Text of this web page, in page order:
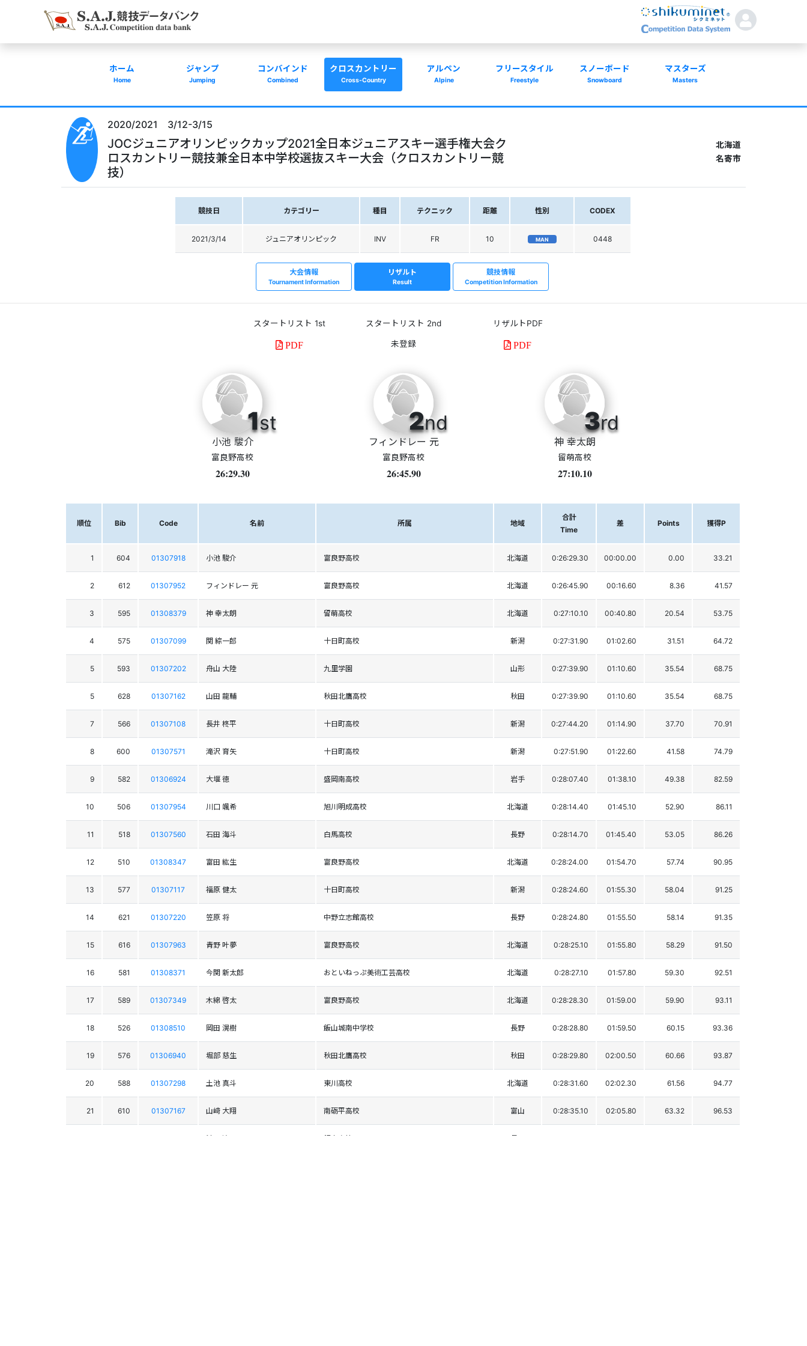
ホーム
Home
ジャンプ
Jumping
コンバインド
Combined
クロスカントリー
Cross-Country
アルペン
Alpine
フリースタイル
Freestyle
スノーボード
Snowboard
マスターズ
Masters
2020/2021 3/12-3/15
JOCジュニアオリンピックカップ2021全日本ジュニアスキー選手権大会ク
ロスカントリー競技兼全日本中学校選抜スキー大会（クロスカントリー競
技）
北海道
名寄市
競技日 カテゴリー 種目 テクニック 距離 性別 CODEX
2021/3/14 ジュニアオリンピック INV FR 10 MAN 0448
大会情報
Tournament Information
リザルト
Result
競技情報
Competition Information
スタートリスト 1st
PDF
スタートリスト 2nd リザルトPDF
PDF
1st
小池 駿介
富良野高校
26:29.30
2nd
フィンドレー 元
富良野高校
26:45.90
3rd
神 幸太朗
留萌高校
27:10.10
順位 Bib Code 名前 所属 地域
合計
Time
差 Points 獲得P
1 604 01307918 小池 駿介 富良野高校 北海道 0:26:29.30 00:00.00 0.00 33.21
2 612 01307952 フィンドレー 元 富良野高校 北海道 0:26:45.90 00:16.60 8.36 41.57
3 595 01308379 神 幸太朗 留萌高校 北海道 0:27:10.10 00:40.80 20.54 53.75
4 575 01307099 関 綜一郎 十日町高校 新潟 0:27:31.90 01:02.60 31.51 64.72
5 593 01307202 舟山 大陸 九里学園 山形 0:27:39.90 01:10.60 35.54 68.75
5 628 01307162 山田 龍輔 秋田北鷹高校 秋田 0:27:39.90 01:10.60 35.54 68.75
7 566 01307108 長井 柊平 十日町高校 新潟 0:27:44.20 01:14.90 37.70 70.91
8 600 01307571 滝沢 育矢 十日町高校 新潟 0:27:51.90 01:22.60 41.58 74.79
9 582 01306924 大堰 徳 盛岡南高校 岩手 0:28:07.40 01:38.10 49.38 82.59
10 506 01307954 川口 颯希 旭川明成高校 北海道 0:28:14.40 01:45.10 52.90 86.11
11 518 01307560 石田 海斗 白馬高校 長野 0:28:14.70 01:45.40 53.05 86.26
12 510 01308347 富田 紘生 富良野高校 北海道 0:28:24.00 01:54.70 57.74 90.95
13 577 01307117 福原 健太 十日町高校 新潟 0:28:24.60 01:55.30 58.04 91.25
14 621 01307220 笠原 将 中野立志館高校 長野 0:28:24.80 01:55.50 58.14 91.35
15 616 01307963 青野 叶夢 富良野高校 北海道 0:28:25.10 01:55.80 58.29 91.50
16 581 01308371 今関 新太郎 おといねっぷ美術工芸高校 北海道 0:28:27.10 01:57.80 59.30 92.51
17 589 01307349 木綿 啓太 富良野高校 北海道 0:28:28.30 01:59.00 59.90 93.11
18 526 01308510 岡田 滉樹 飯山城南中学校 長野 0:28:28.80 01:59.50 60.15 93.36
19 576 01306940 堀部 慈生 秋田北鷹高校 秋田 0:28:29.80 02:00.50 60.66 93.87
20 588 01307298 土池 真斗 東川高校 北海道 0:28:31.60 02:02.30 61.56 94.77
21 610 01307167 山﨑 大翔 南砺平高校 富山 0:28:35.10 02:05.80 63.32 96.53
池田 遼一 飯山高校 長野